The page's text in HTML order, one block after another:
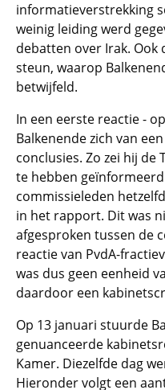
informatieverstrekking
weinig leiding werd
debatten over Irak. Ook
steun, waarop
betwijfeld.
In een eerste reactie -
Balkenende zich van
conclusies. Zo zei hij de
te hebben
commissieleden
in het rapport. Dit was
afgesproken tussen de
reactie van PvdA-
was dus geen eenheid
daardoor een
Op 13 januari stuurde
genuanceerde
Kamer. Diezelfde dag
Hieronder volgt een